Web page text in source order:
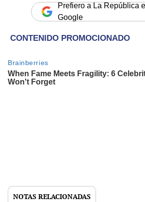
Prefiero a La República
Google
NOTAS RELACIONADAS